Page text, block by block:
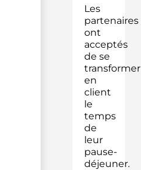
Les
partenaires
ont
acceptés
de se
transformer
en
client
le
temps
de
leur
pause-
déjeuner.